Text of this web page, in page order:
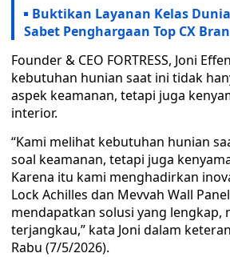
Buktikan Layanan Kelas
Sabet Penghargaan Top CX
Founder & CEO FORTRESS, Joni
kebutuhan hunian saat ini tidak
aspek keamanan, tetapi juga
interior.
“Kami melihat kebutuhan hunian
soal keamanan, tetapi juga
Karena itu kami menghadirkan
Lock Achilles dan Mevvah Wall
mendapatkan solusi yang lengkap,
terjangkau,” kata Joni dalam
Rabu (7/5/2026).